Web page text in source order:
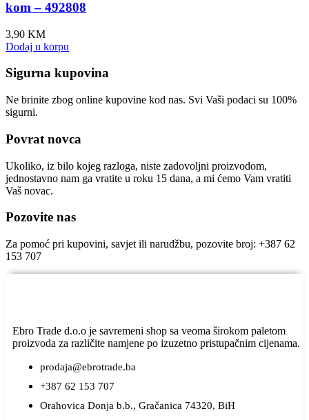
kom – 492808
3,90 KM
Dodaj u korpu
Sigurna kupovina
Ne brinite zbog online kupovine kod nas. Svi Vaši podaci su 100%
sigurni.
Povrat novca
Ukoliko, iz bilo kojeg razloga, niste zadovoljni proizvodom,
jednostavno nam ga vratite u roku 15 dana, a mi ćemo Vam vratiti
Vaš novac.
Pozovite nas
Za pomoć pri kupovini, savjet ili narudžbu, pozovite broj: +387 62
153 707
Ebro Trade d.o.o je savremeni shop sa veoma širokom paletom
proizvoda za različite namjene po izuzetno pristupačnim cijenama.
prodaja@ebrotrade.ba
+387 62 153 707
Orahovica Donja b.b., Gračanica 74320, BiH